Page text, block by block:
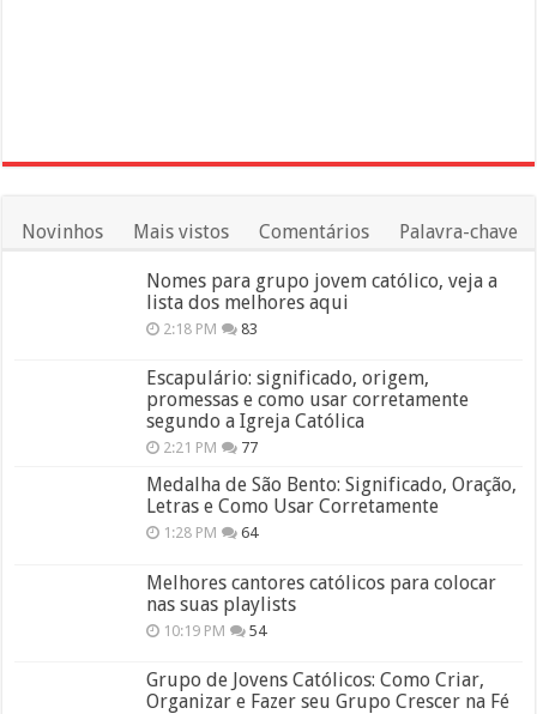
Novinhos Mais vistos Comentários Palavra-chave
Nomes para grupo jovem católico, veja a
lista dos melhores aqui
2:18 PM 83
Escapulário: significado, origem,
promessas e como usar corretamente
segundo a Igreja Católica
2:21 PM 77
Medalha de São Bento: Significado, Oração,
Letras e Como Usar Corretamente
1:28 PM 64
Melhores cantores católicos para colocar
nas suas playlists
10:19 PM 54
Grupo de Jovens Católicos: Como Criar,
Organizar e Fazer seu Grupo Crescer na Fé